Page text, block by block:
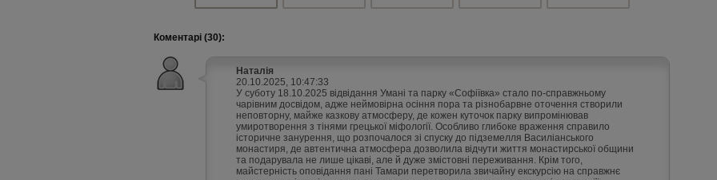
Коментарі (30):
Наталія
20.10.2025, 10:47:33
У суботу 18.10.2025 відвідання Умані та парку «Софіївка» стало по-справжньому
чарівним досвідом, адже неймовірна осіння пора та різнобарвне оточення створили
неповторну, майже казкову атмосферу, де кожен куточок парку випромінював
умиротворення з тінями грецької міфології. Особливо глибоке враження справило
історичне занурення, що розпочалося зі спуску до підземелля Василіанського
монастиря, де автентична атмосфера дозволила відчути життя монастирської общини
та подарувала не лише цікаві, але й дуже змістовні переживання. Крім того,
майстерність оповідання пані Тамари перетворила звичайну екскурсію на справжнє